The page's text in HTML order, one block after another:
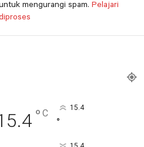
mengurangi spam. Pelajari
° C 15.4
°